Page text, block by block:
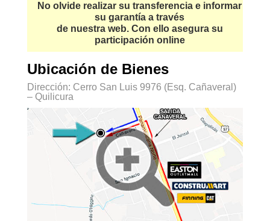
No olvide realizar su transferencia e informar
su garantía a través
de nuestra web. Con ello asegura su
participación online
Ubicación de Bienes
Dirección: Cerro San Luis 9976 (Esq. Cañaveral)
– Quilicura